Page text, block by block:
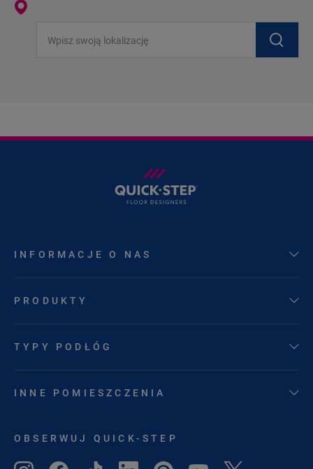
INFORMACJE O NAS
PRODUKTY
TYPY PODŁÓG
INNE POMIESZCZENIA
OBSERWUJ QUICK-STEP